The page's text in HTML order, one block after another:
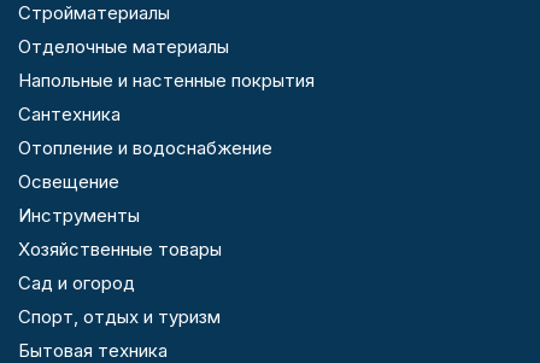
Стройматериалы
Отделочные материалы
Напольные и настенные покрытия
Сантехника
Отопление и водоснабжение
Освещение
Инструменты
Хозяйственные товары
Сад и огород
Спорт, отдых и туризм
Бытовая техника